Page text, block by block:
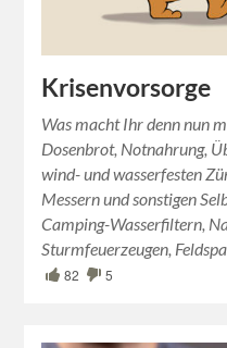
Krisenvorsorge
Was macht Ihr denn nun
Dosenbrot, Notnahrung,
wind- und wasserfesten
Messern und sonstigen
Camping-Wasserfiltern,
Sturmfeuerzeugen,
82 5